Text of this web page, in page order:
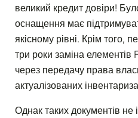
великий кредит довіри!
оснащення має
якісному рівні. Крім того,
три роки заміна
через передачу права
актуалізованих
Однак таких документів не